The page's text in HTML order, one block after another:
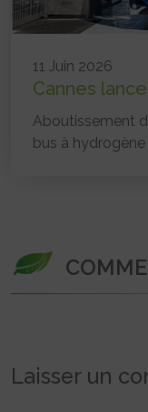
11 Juin 2026
Cannes
Aboutissement
bus à hydrogène
Laisser un